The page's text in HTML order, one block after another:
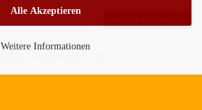
Alle Akzeptieren
Weitere Informationen